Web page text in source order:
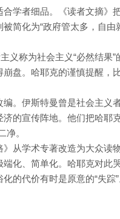
学者细品。《读者文摘》
简化为“政府管太多，自
义称为社会主义“必然结果
盘。哈耶克的谨慎提醒，
。伊斯特曼曾是社会主义
的宣传阵地。他们把哈耶
净。
从学术专著改造为大众读
化、简单化。哈耶克对此
的代价有时是原意的“失踪”